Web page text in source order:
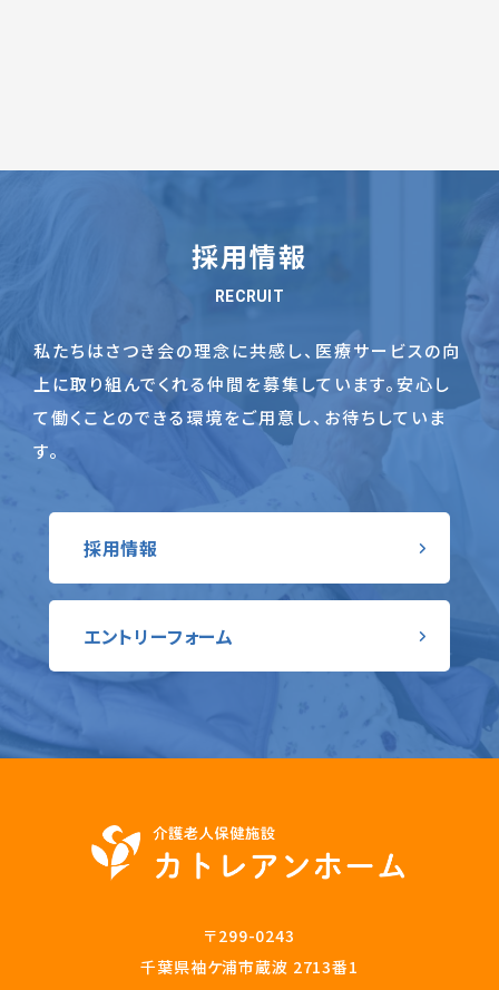
採用情報
RECRUIT
私たちはさつき会の理念に共感し、医療サービスの向
上に取り組んでくれる仲間を募集しています。安心し
て働くことのできる環境をご用意し、お待ちしていま
す。
採用情報
エントリーフォーム
〒299-0243
千葉県袖ケ浦市蔵波 2713番1